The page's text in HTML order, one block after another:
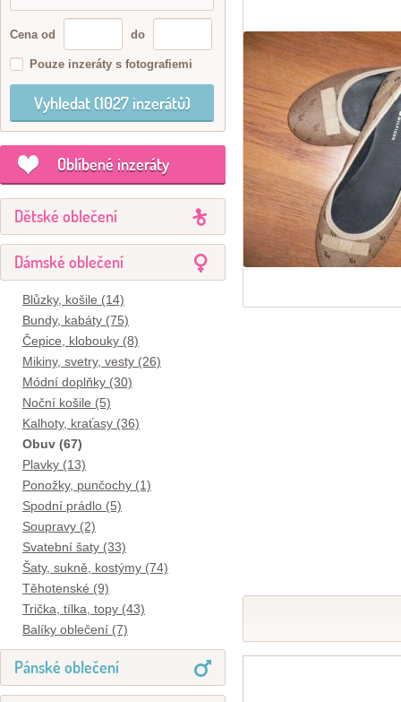
Cena od do
Pouze inzeráty s fotografiemi
Oblíbené inzeráty
Dětské oblečení
Dámské oblečení
Blůzky, košile (14)
Bundy, kabáty (75)
Čepice, klobouky (8)
Mikiny, svetry, vesty (26)
Módní doplňky (30)
Noční košile (5)
Kalhoty, kraťasy (36)
Obuv (67)
Plavky (13)
Ponožky, punčochy (1)
Spodní prádlo (5)
Soupravy (2)
Svatební šaty (33)
Šaty, sukně, kostýmy (74)
Těhotenské (9)
Trička, tílka, topy (43)
Balíky oblečení (7)
Pánské oblečení